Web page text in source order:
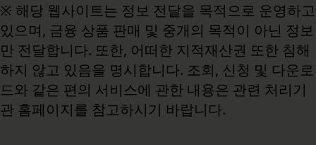
※ 해당 웹사이트는 정보 전달을 목적으로 운영하고
있으며, 금융 상품 판매 및 중개의 목적이 아닌 정보
만 전달합니다. 또한, 어떠한 지적재산권 또한 침해
하지 않고 있음을 명시합니다. 조회, 신청 및 다운로
드와 같은 편의 서비스에 관한 내용은 관련 처리기
관 홈페이지를 참고하시기 바랍니다.